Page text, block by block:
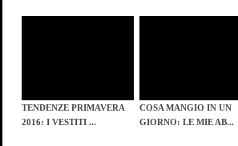
TENDENZE PRIMAVERA
2016: I VESTITI ...
COSA MANGIO IN UN
GIORNO: LE MIE AB...